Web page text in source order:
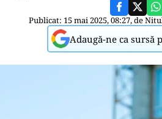
Publicat: 15 mai 2025, 08:27, de
Adaugă-ne ca sursă